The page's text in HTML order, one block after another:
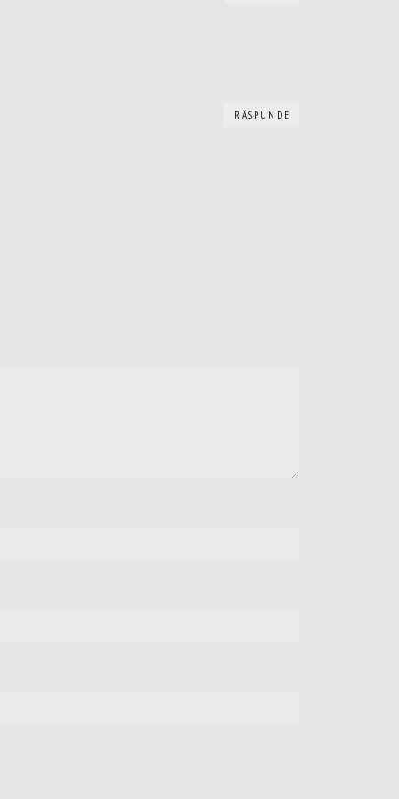
RĂSPUNDE